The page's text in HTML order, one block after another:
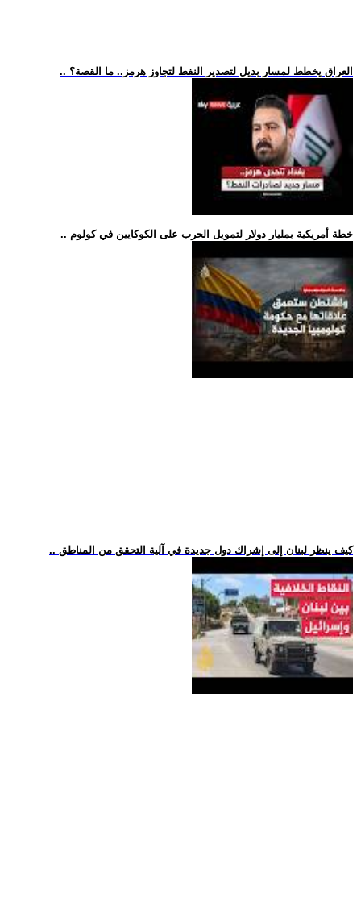
.. العراق يخطط لمسار بديل لتصدير النفط لتجاوز هرمز.. ما القصة؟
.. خطة أمريكية بمليار دولار لتمويل الحرب على الكوكايين في كولوم
.. كيف ينظر لبنان إلى إشراك دول جديدة في آلية التحقق من المناطق